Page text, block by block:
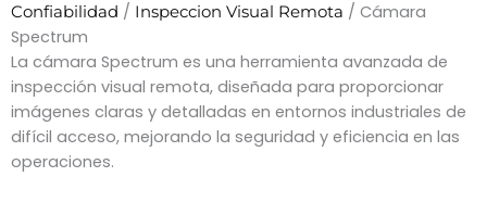
Confiabilidad / Inspeccion Visual Remota / Cámara
Spectrum
La cámara Spectrum es una herramienta avanzada de
inspección visual remota, diseñada para proporcionar
imágenes claras y detalladas en entornos industriales de
difícil acceso, mejorando la seguridad y eficiencia en las
operaciones.